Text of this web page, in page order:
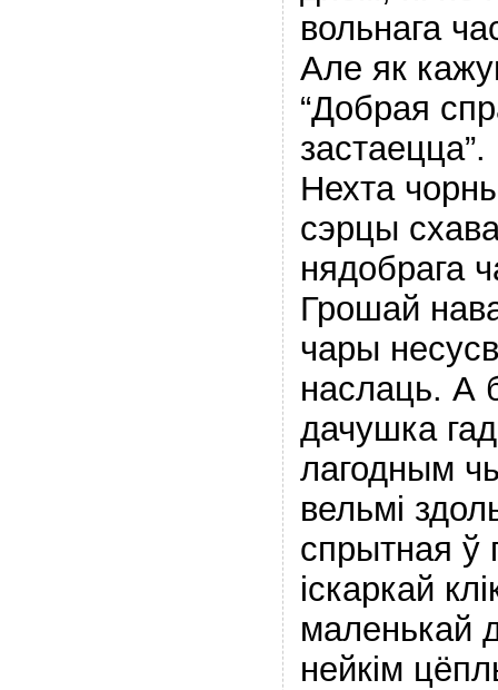
вольнага
Але як
“Добрая
застаецца”.
Нехта
сэрцы
нядобрага
Грошай
чары
наслаць. А
дачушка
лагодным
вельмі
спрытная ў
іскаркай
маленькай
нейкім